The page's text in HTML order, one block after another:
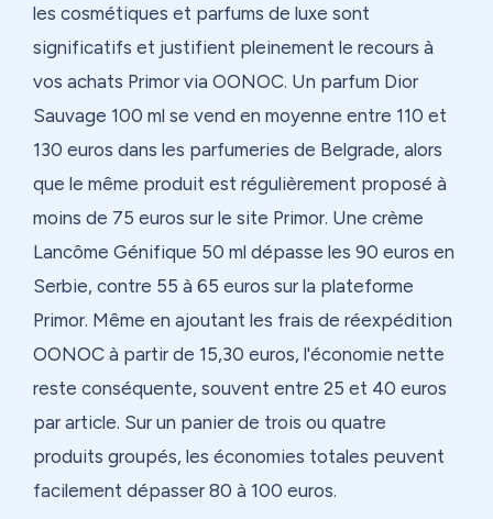
les cosmétiques et parfums de luxe sont
significatifs et justifient pleinement le recours à
vos achats Primor via OONOC. Un parfum Dior
Sauvage 100 ml se vend en moyenne entre 110 et
130 euros dans les parfumeries de Belgrade, alors
que le même produit est régulièrement proposé à
moins de 75 euros sur le site Primor. Une crème
Lancôme Génifique 50 ml dépasse les 90 euros en
Serbie, contre 55 à 65 euros sur la plateforme
Primor. Même en ajoutant les frais de réexpédition
OONOC à partir de 15,30 euros, l'économie nette
reste conséquente, souvent entre 25 et 40 euros
par article. Sur un panier de trois ou quatre
produits groupés, les économies totales peuvent
facilement dépasser 80 à 100 euros.